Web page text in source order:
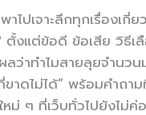
าไปเจาะลึกทุกเรื่องเกี่
ตั้งแต่ข้อดี ข้อเสีย วิธีเ
ลว่าทำไมสายลุยจำนวน
ขาดไม่ได้” พร้อมคำถา
หม่ ๆ ที่เว็บทั่วไปยังไม่